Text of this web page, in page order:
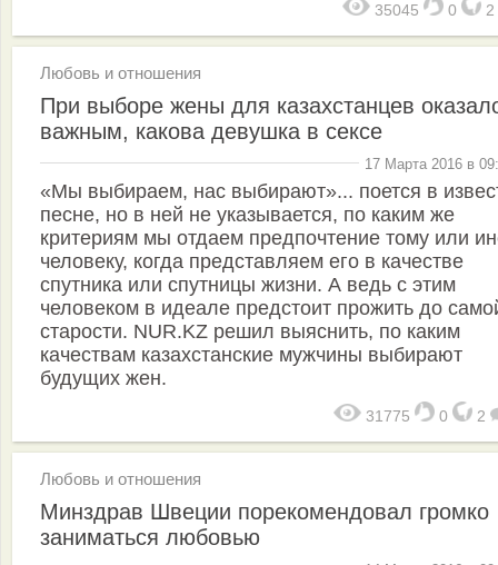
35045 0 2
Любовь и отношения
При выборе жены для казахстанцев
важным, какова девушка в сексе
17 Марта 2016 в
«Мы выбираем, нас выбирают»... поется в
песне, но в ней не указывается, по каким же
критериям мы отдаем предпочтение тому или
человеку, когда представляем его в качестве
спутника или спутницы жизни. А ведь с этим
человеком в идеале предстоит прожить до
старости. NUR.KZ решил выяснить, по каким
качествам казахстанские мужчины выбирают
будущих жен.
31775 0 2
Любовь и отношения
Минздрав Швеции порекомендовал громко
заниматься любовью